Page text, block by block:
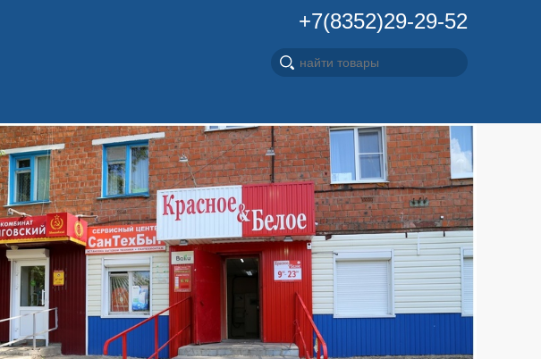
+7(8352)29-29-52